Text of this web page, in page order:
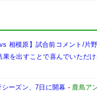
相模原】試合前コメント/片
を出すことで喜んでいただ
ーズン、7日に開幕 - 鹿島ア